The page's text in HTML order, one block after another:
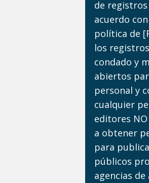
de
acuerdo con
política de
los
condado y
abiertos
personal y
cualquier
editores
a obtener
para
públicos
agencias